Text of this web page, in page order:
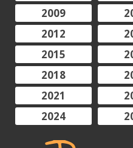
2009
2012
2015
2018
2021
2024